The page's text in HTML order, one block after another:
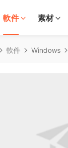
軟件 素材
軟件 Windows